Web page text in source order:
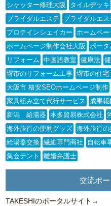
シャッター修理大阪
タイルデッキ
ブライダルエステ
ブライダルエ
プロテインシェイカー
ホームペ
ホームページ制作会社大阪
ポータ
リフォーム
中国語教室 健康法
堺市のリフォーム工事 堺市の住
大阪市 格安SEOホームページ制作
家具組み立て代行サービス
成果
新潟 給湯器 本多貿易株式会社
海外旅行の便利グッズ 海外旅行の
給湯器交換 繊維専門商社 自転車
集会テント
離婚弁護士
交流ポ
TAKESHIのポータルサイト →